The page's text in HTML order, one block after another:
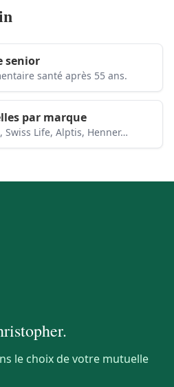
senior
santé après 55 ans.
par marque
Life, Alptis, Henner…
.
le choix de votre mutuelle